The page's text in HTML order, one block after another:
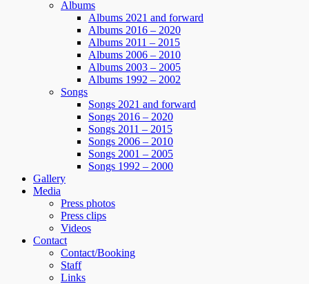
Albums
Albums 2021 and forward
Albums 2016 – 2020
Albums 2011 – 2015
Albums 2006 – 2010
Albums 2003 – 2005
Albums 1992 – 2002
Songs
Songs 2021 and forward
Songs 2016 – 2020
Songs 2011 – 2015
Songs 2006 – 2010
Songs 2001 – 2005
Songs 1992 – 2000
Gallery
Media
Press photos
Press clips
Videos
Contact
Contact/Booking
Staff
Links